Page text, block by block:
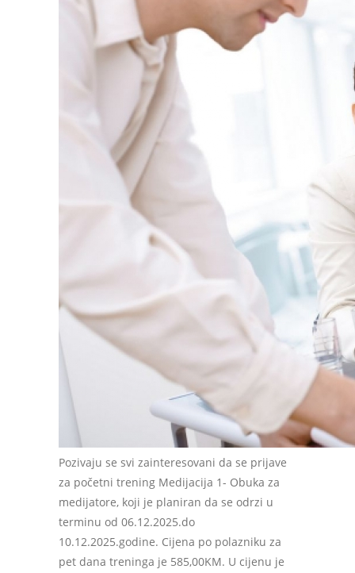
Pozivaju se svi zainteresovani da se prijave
za početni trening Medijacija 1- Obuka za
medijatore, koji je planiran da se odrzi u
terminu od 06.12.2025.do
10.12.2025.godine. Cijena po polazniku za
pet dana treninga je 585,00KM. U cijenu je